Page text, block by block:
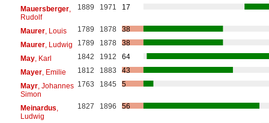
Mauersberger,
Rudolf
1889 1971 17
Maurer, Louis 1789 1878
38
Maurer, Ludwig 1789 1878
38
May, Karl 1842 1912
64
Mayer, Emilie 1812 1883
43
Mayr, Johannes
Simon
1763 1845 5
Meinardus
Ludwig
1827 1896 56